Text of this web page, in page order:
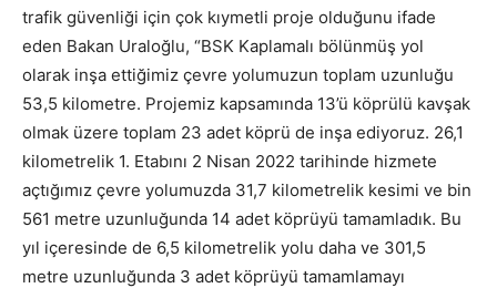
trafik güvenliği için çok kıymetli proje olduğunu ifade
eden Bakan Uraloğlu, “BSK Kaplamalı bölünmüş yol
olarak inşa ettiğimiz çevre yolumuzun toplam uzunluğu
53,5 kilometre. Projemiz kapsamında 13’ü köprülü kavşak
olmak üzere toplam 23 adet köprü de inşa ediyoruz. 26,1
kilometrelik 1. Etabını 2 Nisan 2022 tarihinde hizmete
açtığımız çevre yolumuzda 31,7 kilometrelik kesimi ve bin
561 metre uzunluğunda 14 adet köprüyü tamamladık. Bu
yıl içeresinde de 6,5 kilometrelik yolu daha ve 301,5
metre uzunluğunda 3 adet köprüyü tamamlamayı